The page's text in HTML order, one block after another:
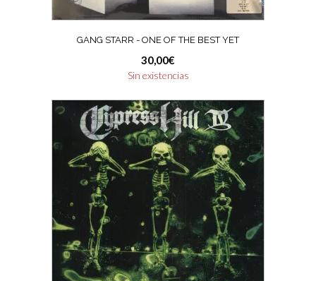
GANG STARR ‎- ONE OF THE BEST YET
30,00€
Sin existencias